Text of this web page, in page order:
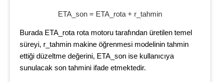
ETA_son = ETA_rota + r_tahmin
Burada ETA_rota rota motoru tarafından üretilen temel
süreyi, r_tahmin makine öğrenmesi modelinin tahmin
ettiği düzeltme değerini, ETA_son ise kullanıcıya
sunulacak son tahmini ifade etmektedir.